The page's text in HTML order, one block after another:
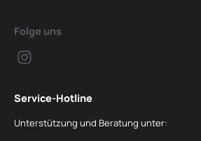
Folge uns
Service-Hotline
Unterstützung und Beratung unter: